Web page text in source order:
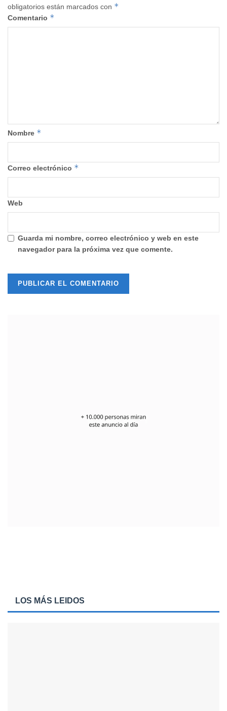
obligatorios están marcados con *
Comentario *
Nombre *
Correo electrónico *
Web
Guarda mi nombre, correo electrónico y web en este
navegador para la próxima vez que comente.
LOS MÁS LEIDOS